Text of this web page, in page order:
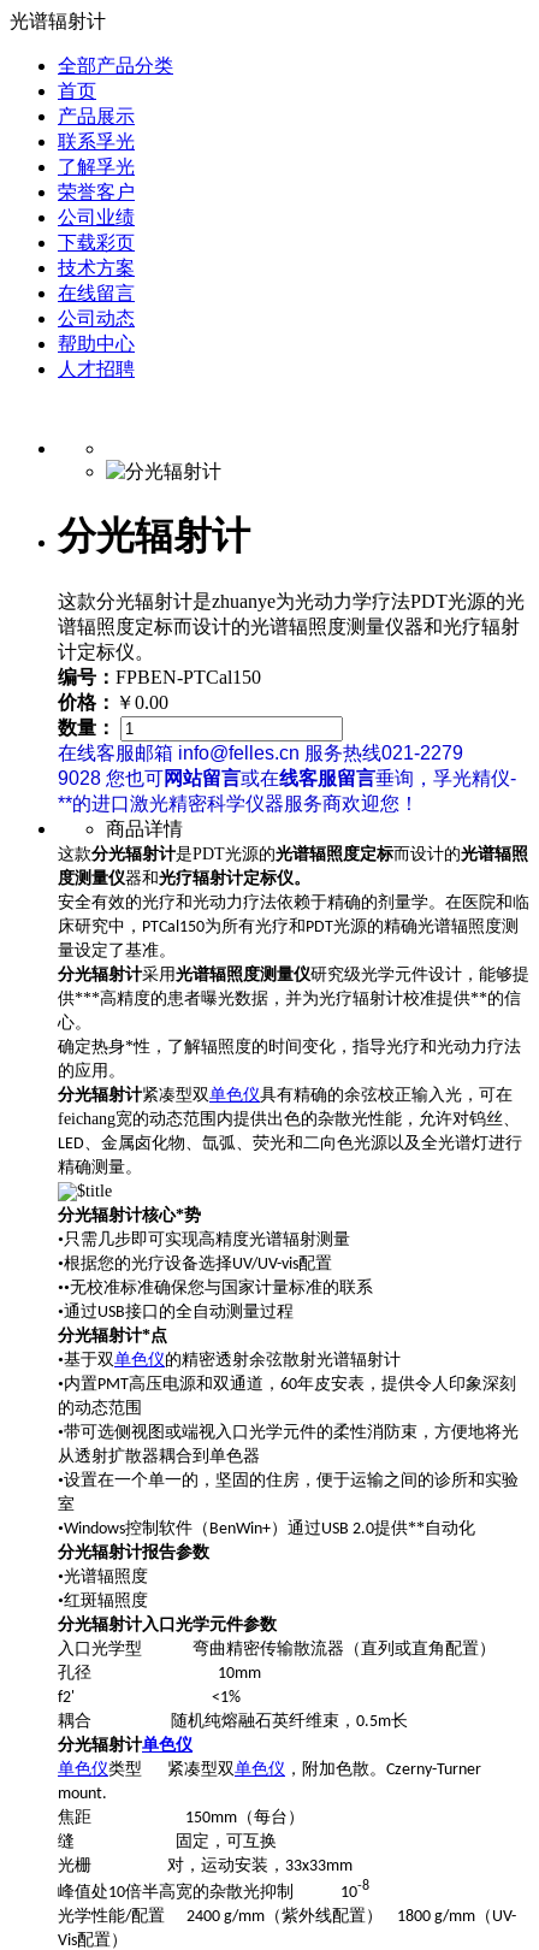
光谱辐射计
全部产品分类
首页
产品展示
联系孚光
了解孚光
荣誉客户
公司业绩
下载彩页
技术方案
在线留言
公司动态
帮助中心
人才招聘
分光辐射计
这款分光辐射计是zhuanye为光动力学疗法PDT光源的光
谱辐照度定标而设计的光谱辐照度测量仪器和光疗辐射
计定标仪。
编号： FPBEN-PTCal150
价格： ￥0.00
数量：
在线客服邮箱 info@felles.cn 服务热线021-2279
9028 您也可网站留言或在线客服留言垂询，孚光精仪-
**的进口激光精密科学仪器服务商欢迎您！
商品详情
这款分光辐射计是PDT光源的光谱辐照度定标而设计的光谱辐照
度测量仪器和光疗辐射计定标仪。
安全有效的光疗和光动力疗法依赖于精确的剂量学。在医院和临
床研究中， PTCal150为所有光疗和 PDT光源的精确光谱辐照度测
量设定了基准。
分光辐射计采用光谱辐照度测量仪研究级光学元件设计，能够提
供***高精度的患者曝光数据，并为光疗辐射计校准提供**的信
心。
确定热身*性，了解辐照度的时间变化，指导光疗和光动力疗法
的应用。
分光辐射计紧凑型双单色仪具有精确的余弦校正输入光，可在
feichang宽的动态范围内提供出色的杂散光性能，允许对钨丝、
LED 、金属卤化物、氙弧、荧光和二向色光源以及全光谱灯进行
精确测量。
分光辐射计核心*势
•只需几步即可实现高精度光谱辐射测量
•根据您的光疗设备选择UV/UV-vis配置
••无校准标准确保您与国家计量标准的联系
•通过USB接口的全自动测量过程
分光辐射计*点
•基于双单色仪的精密透射余弦散射光谱辐射计
•内置PMT高压电源和双通道， 60年皮安表，提供令人印象深刻
的动态范围
•带可选侧视图或端视入口光学元件的柔性消防束，方便地将光
从透射扩散器耦合到单色器
•设置在一个单一的，坚固的住房，便于运输之间的诊所和实验
室
•Windows控制软件（ BenWin+）通过USB 2.0提供**自动化
分光辐射计报告参数
•光谱辐照度
•红斑辐照度
分光辐射计入口光学元件参数
入口光学型
弯曲精密传输散流器（直列或直角配置）
孔径 10mm
f2' <1%
耦合
随机纯熔融石英纤维束， 0.5m长
分光辐射计单色仪
单色仪类型 紧凑型双单色仪 ，附加色散。 Czerny-Turner
mount.
焦距 150mm （每台）
缝
固定，可互换
光栅
对，运动安装， 33x33mm
峰值处10倍半高宽的杂散光抑制 10-8
光学性能/配置 2400 g/mm （紫外线配置） 1800 g/mm （ UV-
Vis配置）